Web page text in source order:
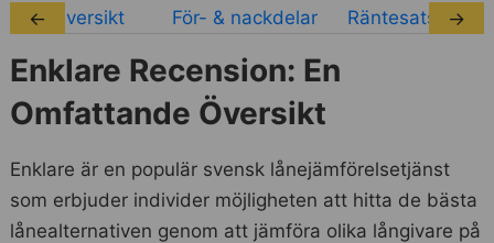
Översikt För- & nackdelar Räntesatser
← →
Enklare Recension: En
Omfattande Översikt
Enklare är en populär svensk lånejämförelsetjänst
som erbjuder individer möjligheten att hitta de bästa
lånealternativen genom att jämföra olika långivare på